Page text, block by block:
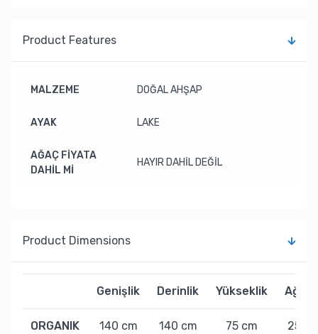
Product Features
MALZEME DOĞAL AHŞAP
AYAK LAKE
AĞAÇ FİYATA
DAHİL Mİ
HAYIR DAHİL DEĞİL
Product Dimensions
Genişlik Derinlik Yükseklik
ORGANIK 140 cm 140 cm 75 cm 25 kg